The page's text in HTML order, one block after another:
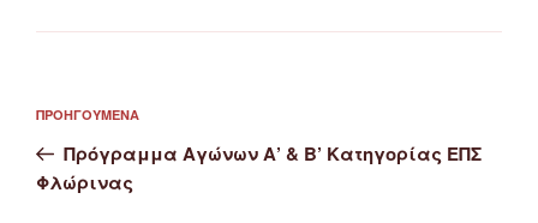
άρθρων
Προηγούμενο
άρθρο
ΠΡΟΗΓΟΎΜΕΝΑ
Πρόγραμμα Αγώνων Α’ & Β’ Κατηγορίας ΕΠΣ
Φλώρινας